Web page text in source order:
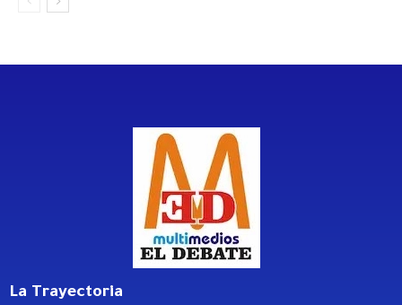
La Trayectoria